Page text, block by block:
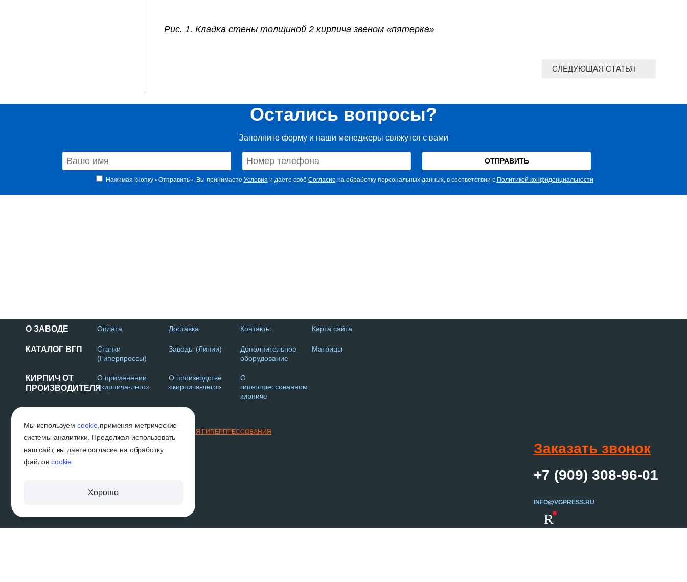
Мы используемcookie применяя метрические
системы аналитики. Продолжая использовать
наш сайт, вы даете согласие на обработку
файловcookie
Хорошо
Рис. 1. Кладка стены толщиной 2 кирпича звеном «пятерка»
СЛЕДУЮЩАЯ СТАТЬЯ
Остались вопросы?
Заполните форму и наши менеджеры свяжутся с вами
Нажимая кнопку «Отправить», Вы принимаете Условия и даёте своё Согласие на обработку персональных данных, в соответствии с Политикой конфиденциальности
О ЗАВОДЕ Оплата Доставка Контакты Карта сайта
КАТАЛОГ ВГП
Станки
(Гиперпрессы)
Заводы (Линии)
Дополнительное
оборудование
Матрицы
КИРПИЧ ОТ
ПРОИЗВОДИТЕЛЯ
О применении
«кирпича-лего»
О производстве
«кирпича-лего»
О
гиперпрессованном
кирпиче
ТЕХНОЛОГИИ И ОБОРУДОВАНИЕ ДЛЯ ГИПЕРПРЕССОВАНИЯ
Заказать звонок
+7 (909) 308-96-01
INFO@VGPRESS.RU
R